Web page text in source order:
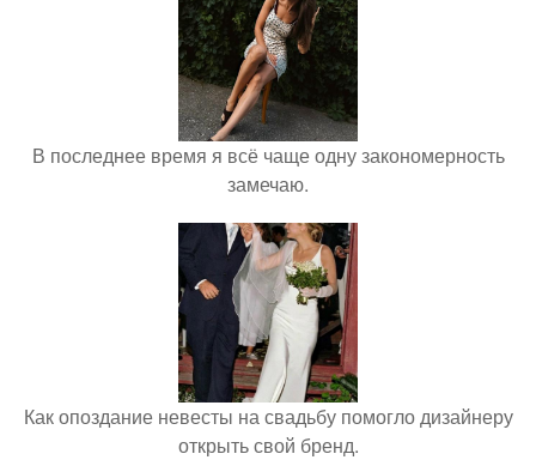
В последнее время я всё чаще одну закономерность
замечаю.
Как опоздание невесты на свадьбу помогло дизайнеру
открыть свой бренд.